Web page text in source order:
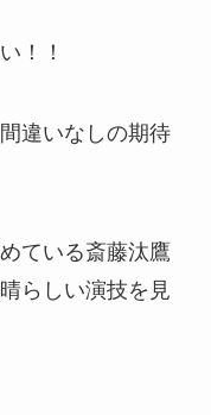
！！
違いなしの期待
ている斎藤汰鷹
らしい演技を見